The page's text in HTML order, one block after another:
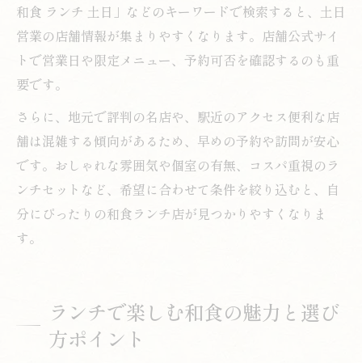
和食 ランチ 土日」などのキーワードで検索すると、土日
営業の店舗情報が集まりやすくなります。店舗公式サイ
トで営業日や限定メニュー、予約可否を確認するのも重
要です。
さらに、地元で評判の名店や、駅近のアクセス便利な店
舗は混雑する傾向があるため、早めの予約や訪問が安心
です。おしゃれな雰囲気や個室の有無、コスパ重視のラ
ンチセットなど、希望に合わせて条件を絞り込むと、自
分にぴったりの和食ランチ店が見つかりやすくなりま
す。
ランチで楽しむ和食の魅力と選び
方ポイント